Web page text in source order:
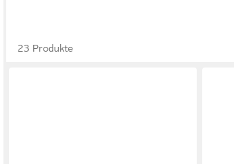
23 Produkte